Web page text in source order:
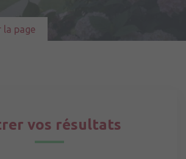
la page
vos résultats